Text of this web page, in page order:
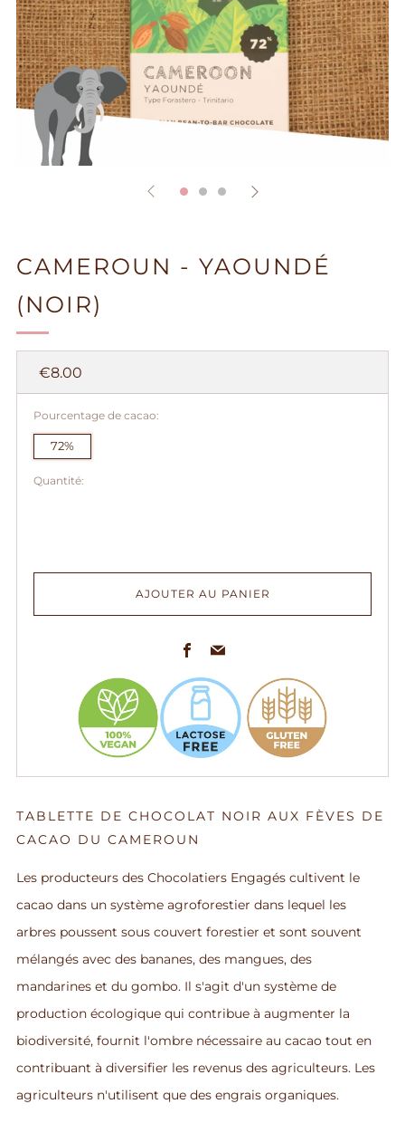
CAMEROUN - YAOUNDÉ
(NOIR)
Prix
€8.00
Pourcentage de cacao:
72%
Quantité:
AJOUTER AU PANIER
Facebook
TABLETTE DE CHOCOLAT NOIR AUX FÈVES DE
CACAO DU CAMEROUN
Les producteurs des Chocolatiers Engagés cultivent le
cacao dans un système agroforestier dans lequel les
arbres poussent sous couvert forestier et sont souvent
mélangés avec des bananes, des mangues, des
mandarines et du gombo. Il s'agit d'un système de
production écologique qui contribue à augmenter la
biodiversité, fournit l'ombre nécessaire au cacao tout en
contribuant à diversifier les revenus des agriculteurs. Les
agriculteurs n'utilisent que des engrais organiques.